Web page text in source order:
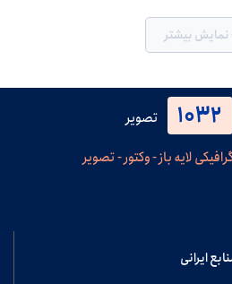
نمایش بیشتر
1032
تصویر
لایه باز - وکتور - تصویر
ایرانی